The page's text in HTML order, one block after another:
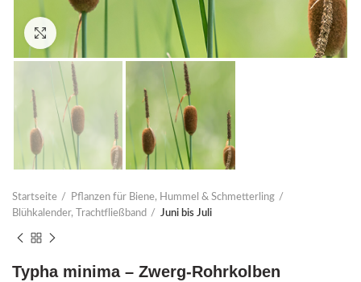
Click to enlarge
Startseite
Pflanzen für Biene, Hummel & Schmetterling
Blühkalender, Trachtfließband
Juni bis Juli
Typha minima – Zwerg-Rohrkolben